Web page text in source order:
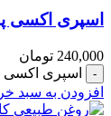
اسپری اکسی
240,000 تومان
اسپری اکسی
افزودن به سبد